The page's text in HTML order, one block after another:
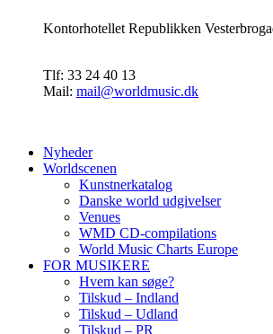
Kontorhotellet Republikken
Tlf: 33 24 40 13
Mail: mail@worldmusic.dk
Nyheder
Worldscenen
Kunstnerkatalog
Danske world udgivelser
Venues
WMD CD-compilations
World Music Charts Europe
FOR MUSIKERE
Hvem kan søge?
Tilskud – Indland
Tilskud – Udland
Tilskud – PR